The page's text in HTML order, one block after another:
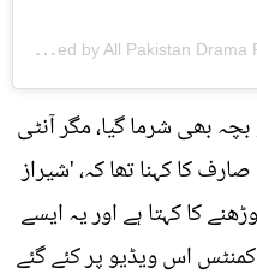
A
post shared by All Pakistan Drama Page (@allpakdramapageofficial)
بھی شرما گیا، مگر آنٹی
کا کہنا تھا کہ، 'شیراز
کا کہتا ہے اور یہ ایسے
اس ویڈیو پر کئے گئے